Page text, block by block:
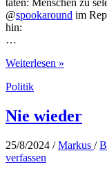
@spookaround im
hin:
…
Nie
Faschismus
Weiterlesen »
Politik
Nie wieder
25/8/2024 /Markus /
verfassen